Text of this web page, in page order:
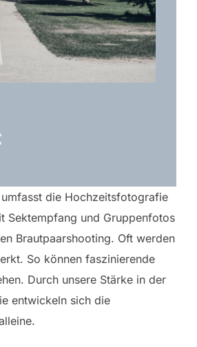
die Hochzeitsfotografie
Sektempfang und Gruppenfotos
Brautpaarshooting. Oft werden
So können faszinierende
Durch unsere Stärke in der
entwickeln sich die